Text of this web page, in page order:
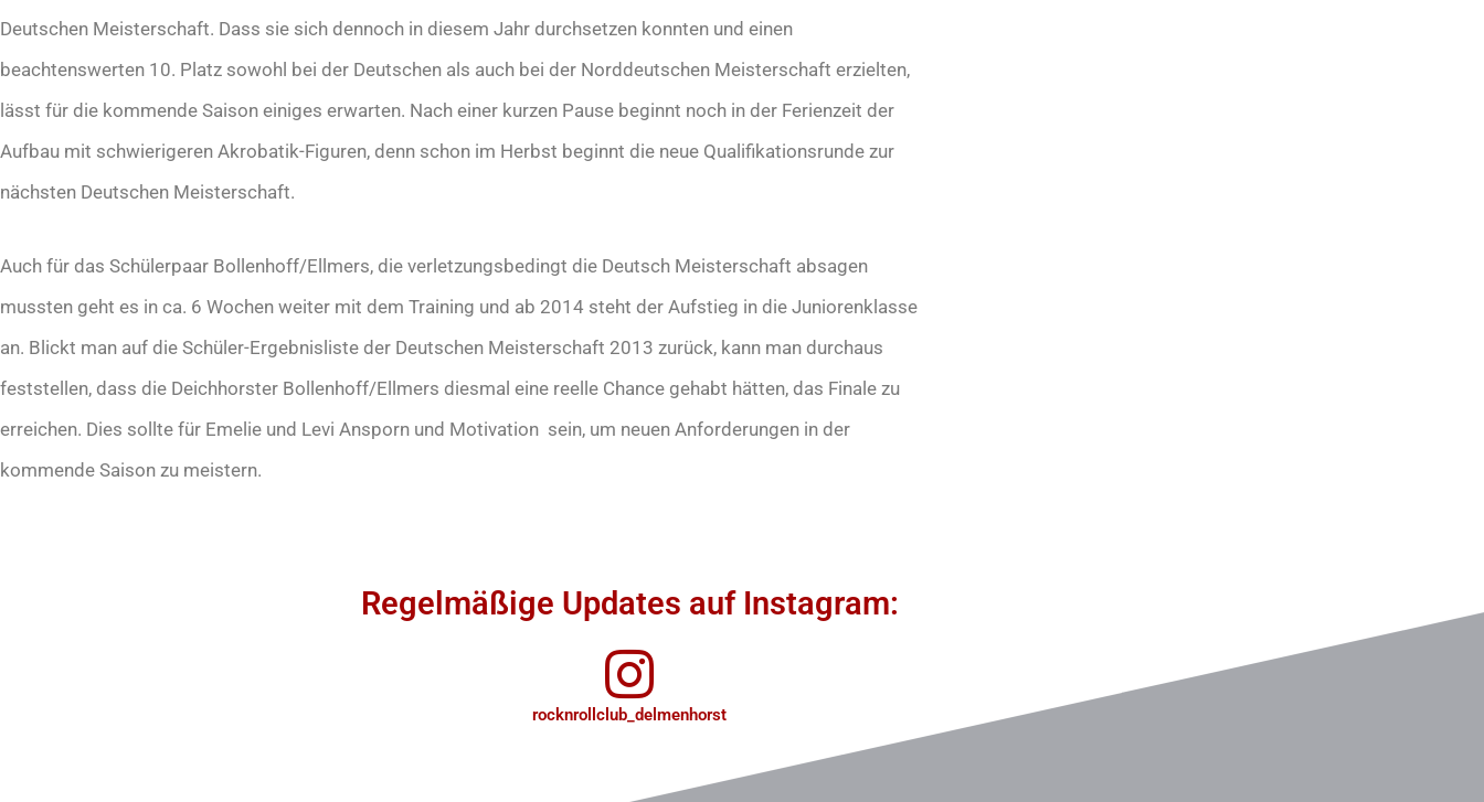
Deutschen Meisterschaft. Dass sie sich dennoch in diesem Jahr durchsetzen konnten und einen
beachtenswerten 10. Platz sowohl bei der Deutschen als auch bei der Norddeutschen Meisterschaft erzielten,
lässt für die kommende Saison einiges erwarten. Nach einer kurzen Pause beginnt noch in der Ferienzeit der
Aufbau mit schwierigeren Akrobatik-Figuren, denn schon im Herbst beginnt die neue Qualifikationsrunde zur
nächsten Deutschen Meisterschaft.
Auch für das Schülerpaar Bollenhoff/Ellmers, die verletzungsbedingt die Deutsch Meisterschaft absagen
mussten geht es in ca. 6 Wochen weiter mit dem Training und ab 2014 steht der Aufstieg in die Juniorenklasse
an. Blickt man auf die Schüler-Ergebnisliste der Deutschen Meisterschaft 2013 zurück, kann man durchaus
feststellen, dass die Deichhorster Bollenhoff/Ellmers diesmal eine reelle Chance gehabt hätten, das Finale zu
erreichen. Dies sollte für Emelie und Levi Ansporn und Motivation sein, um neuen Anforderungen in der
kommende Saison zu meistern.
Regelmäßige Updates auf Instagram:
rocknrollclub_delmenhorst